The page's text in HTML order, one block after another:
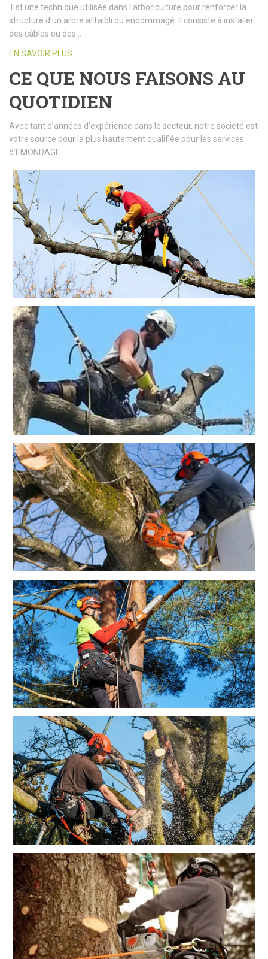
Est une technique utilisée dans l’arboriculture pour renforcer la
structure d’un arbre affaibli ou endommagé. Il consiste à installer
des câbles ou des…
EN SAVOIR PLUS
CE QUE NOUS FAISONS AU
QUOTIDIEN
Avec tant d’années d’expérience dans le secteur, notre société est
votre source pour la plus hautement qualifiée pour les services
d’EMONDAGE.